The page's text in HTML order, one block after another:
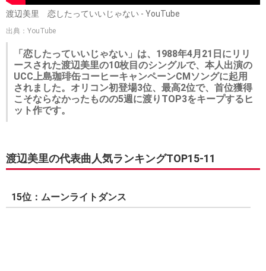
渡辺美里 恋したっていいじゃない - YouTube
出典：YouTube
「恋したっていいじゃない」は、1988年4月21日にリリ
ースされた渡辺美里の10枚目のシングルで、本人出演の
UCC上島珈琲缶コーヒーキャンペーンCMソングに起用
されました。オリコン初登場3位、最高2位で、首位獲得
こそならなかったものの5週に渡りTOP3をキープするヒ
ット作です。
渡辺美里の代表曲人気ランキングTOP15-11
15位：ムーンライトダンス